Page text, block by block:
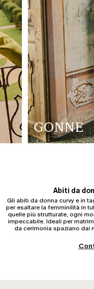
GONNE
Abiti da
Gli abiti da donna curvy e in
per esaltare la femminilità in
quelle più strutturate, ogni
impeccabile. Ideali per
da cerimonia spaziano dai